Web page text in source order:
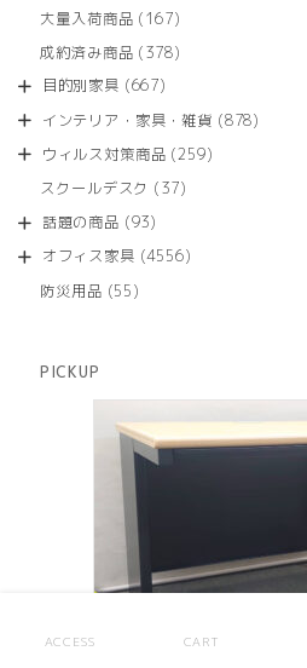
商
の
商
大量入荷商品 167167
の
成約済み商品 378378
商
目的別家具 667667
の
商
インテリア・家具・雑貨 878878
ウィルス対策商品 259259
スクールデスク 3737
商
話題の商品 9393
の
オフィス家具 45564556
防災用品 5555
PICKUP
ACCESS CART